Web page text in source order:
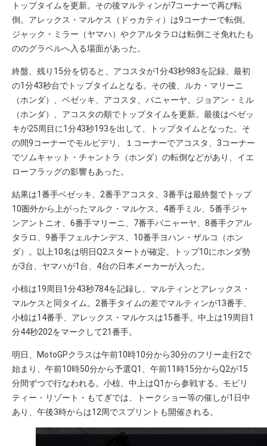
トップタイムを更新。その後マルティンが7コーナーで再び転
倒。アレックス・マルケス（ドゥカティ）は9コーナーで転倒。
ジャック・ミラー（ヤマハ）やクアルタラロは転倒こそ免れたも
ののグラベルへ入る場面があった。
終盤、残り15分を切ると、アコスタが1分43秒983を記録、最初
の1分43秒台でトップタイムとなる。その後、ルカ・マリーニ
（ホンダ）、ベゼッキ、アコスタ、バニャーヤ、ジョアン・ミル
（ホンダ）、アコスタの順でトップタイムを更新。最後はベゼッ
キが25周目に1分43秒193を出して、トップタイムとなった。そ
の間9コーナーでモルビデリ、１コーナーでアコスタ、3コーナー
でソムキャット・チャントラ（ホンダ）の転倒などがあり、イエ
ローフラッグの影響もあった。
結果は1番手ベゼッキ、2番手アコスタ、3番手は最終盤でトップ
10圏外から上がったマルク・マルケス。4番手ミル、5番手ジャ
ンアントニオ、6番手マリーニ、7番手バニャーヤ、8番手クアル
タラロ、9番手フェルナンデス、10番手ヨハン・ザルコ（ホン
ダ）。以上10名は明日Q2スタートが確定。トップ10にホンダ勢
が3台、ヤマハが1台、4台の日本メーカーが入った。
小椋は19周目1分43秒784を記録し、マルティンとアレックス・
マルケスと同タイム。2番手タイムの差でマルティンが13番手、
小椋は14番手、アレックス・マルケスは15番手。中上は19周目1
分44秒202をマークして21番手。
明日、MotoGPクラスは午前10時10分から30分のフリー走行2で
始まり、午前10時50分から予選Q1、午前11時15分からQ2が15
分間ずつで行なわれる。小椋、中上はQ1から参戦する。モビリ
ティー・リゾート・もてぎでは、トークショー等の催しが1日中
あり、午後3時からは12周でスプリントも開催される。